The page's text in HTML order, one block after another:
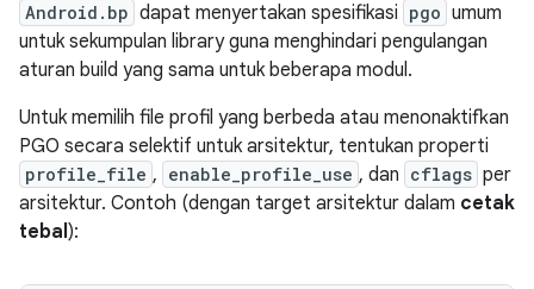
Android.bp dapat menyertakan spesifikasi pgo umum
untuk sekumpulan library guna menghindari pengulangan
aturan build yang sama untuk beberapa modul.
Untuk memilih file profil yang berbeda atau menonaktifkan
PGO secara selektif untuk arsitektur, tentukan properti
profile_file , enable_profile_use , dan cflags per
arsitektur. Contoh (dengan target arsitektur dalam cetak
tebal):